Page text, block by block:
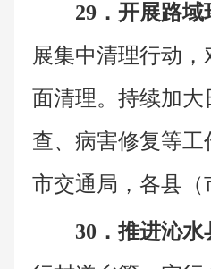
29．开展路域
展集中清理行动
面清理。持续加
查、病害修复等
市交通局，各县（
30．推进沁